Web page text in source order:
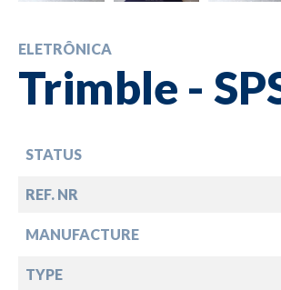
ELETRÔNICA
Trimble -
STATUS
REF. NR
MANUFACTURE
TYPE